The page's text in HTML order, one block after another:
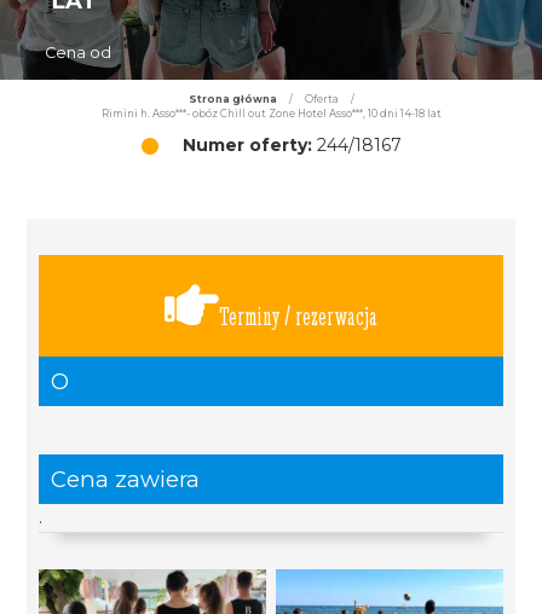
Cena od
Strona główna / Oferta
/
Rimini h. Asso***- obóz Chill out Zone Hotel Asso***, 10 dni 14-18 lat
Numer oferty:244/18167
Terminy / rezerwacja
O
Cena zawiera
.